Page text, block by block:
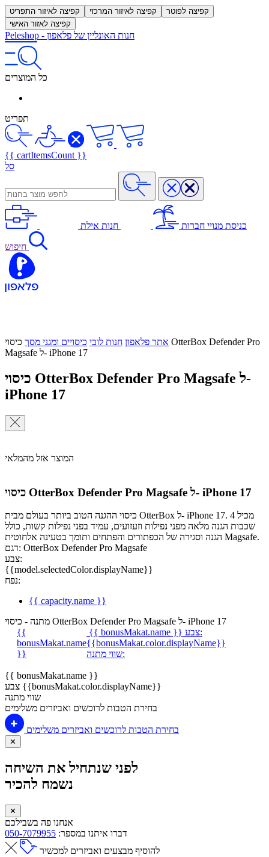
קפיצה לאיזור התפריט קפיצה לאיזור המרכזי
קפיצה לפוטר
קפיצה לאזור האישי
Peleshop - חנות האונליין של פלאפון
כל המוצרים
תפריט
{{ cartItemsCount }}
סל
כניסת מנויי חברות חנות אילת
חיפוש
אתר פלאפון חנות לובי כיסויים ומגני מסך כיסוי OtterBox Defender Pro
Magsafe ל- iPhone 17
כיסוי OtterBox Defender Pro Magsafe ל-
iPhone 17
המוצר אזל מהמלאי
כיסוי OtterBox Defender Pro Magsafe ל- iPhone 17
כיסוי ההגנה הטוב ביותר בעולם מבית OtterBox ל- iPhone 17. מכיל 4
שכבות הגנה מלאה מפני נפילות וזעזועים, עמיד בפני נפילות קשות, כולל
הגנה וסגירה של הכפתורים והפתחים ותומך בטעינה אלחוטית Magsafe.
דגם: OtterBox Defender Pro Magsafe
צבע:
{{model.selectedColor.displayName}}
נפח:
{{ capacity.name }}
מתנה - כיסוי OtterBox Defender Pro Magsafe ל- iPhone 17
{{
bonusMakat.name
}}
{{ bonusMakat.name }}
צבע:
{{bonusMakat.color.displayName}}
שווי מתנה:
{{ bonusMakat.name }}
צבע {{bonusMakat.color.displayName}}
שווי מתנה
בחירת הטבות לרוכשים ואביזרים משלימים
בחירת הטבות לרוכשים ואביזרים משלימים
✕
לפני שנתחיל את השיחה
נשמח להכיר
✕
אנחנו פה בשבילכם
דברו איתנו במספר: 050-7079955
להוסיף מבצעים ואביזרים למכשיר